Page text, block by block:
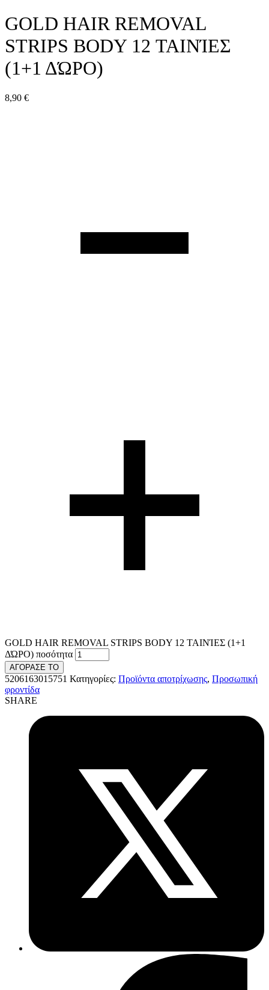
GOLD HAIR REMOVAL
STRIPS BODY 12 ΤΑΙΝΊΕΣ
(1+1 ΔΏΡΟ)
8,90 €
GOLD HAIR REMOVAL STRIPS BODY 12 ΤΑΙΝΊΕΣ (1+1
ΔΏΡΟ) ποσότητα
ΑΓΟΡΑΣΕ ΤΟ
5206163015751 Κατηγορίες: Προϊόντα αποτρίχωσης, Προσωπική
φροντίδα
SHARE